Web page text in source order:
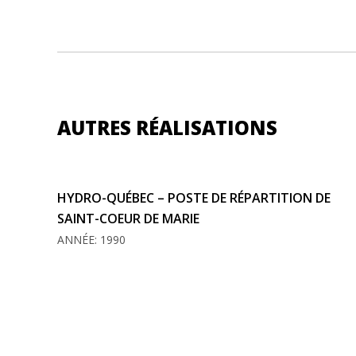
AUTRES RÉALISATIONS
HYDRO-QUÉBEC – POSTE DE RÉPARTITION DE
SAINT-COEUR DE MARIE
ANNÉE: 1990